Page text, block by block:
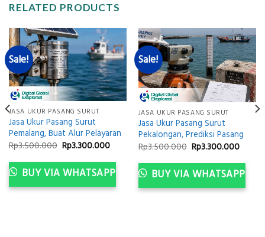
RELATED PRODUCTS
Sale!
JASA UKUR PASANG SURUT
Jasa Ukur Pasang Surut
Pemalang, Buat Alur Pelayaran
Rp3.500.000 Original
price
was:
Rp3.500.000.
Rp3.300.000Current
is:
Rp3.300.000.
BUY VIA WHATSAPP
Sale!
JASA UKUR PASANG SURUT
Jasa Ukur Pasang Surut
Pekalongan, Prediksi Pasang
Rp3.500.000 Original
price
was:
Rp3.500.000.
Rp3.300.000
is:
BUY VIA WHATSAPP